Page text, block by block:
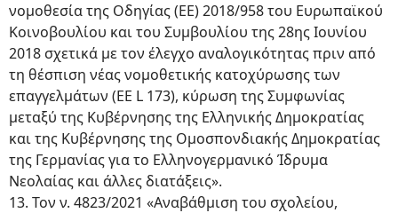
νομοθεσία της Οδηγίας (ΕΕ) 2018/958 του Ευρωπαϊκού
Κοινοβουλίου και του Συμβουλίου της 28ης Ιουνίου
2018 σχετικά με τον έλεγχο αναλογικότητας πριν από
τη θέσπιση νέας νομοθετικής κατοχύρωσης των
επαγγελμάτων (ΕΕ L 173), κύρωση της Συμφωνίας
μεταξύ της Κυβέρνησης της Ελληνικής Δημοκρατίας
και της Κυβέρνησης της Ομοσπονδιακής Δημοκρατίας
της Γερμανίας για το Ελληνογερμανικό Ίδρυμα
Νεολαίας και άλλες διατάξεις».
13. Τον ν. 4823/2021 «Αναβάθμιση του σχολείου,